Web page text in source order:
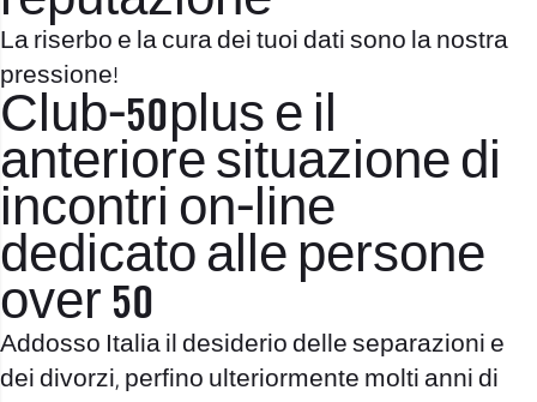
La riserbo e la cura dei tuoi dati sono la nostra
pressione!
Club-50plus e il
anteriore situazione di
incontri on-line
dedicato alle persone
over 50
Addosso Italia il desiderio delle separazioni e
dei divorzi, perfino ulteriormente molti anni di